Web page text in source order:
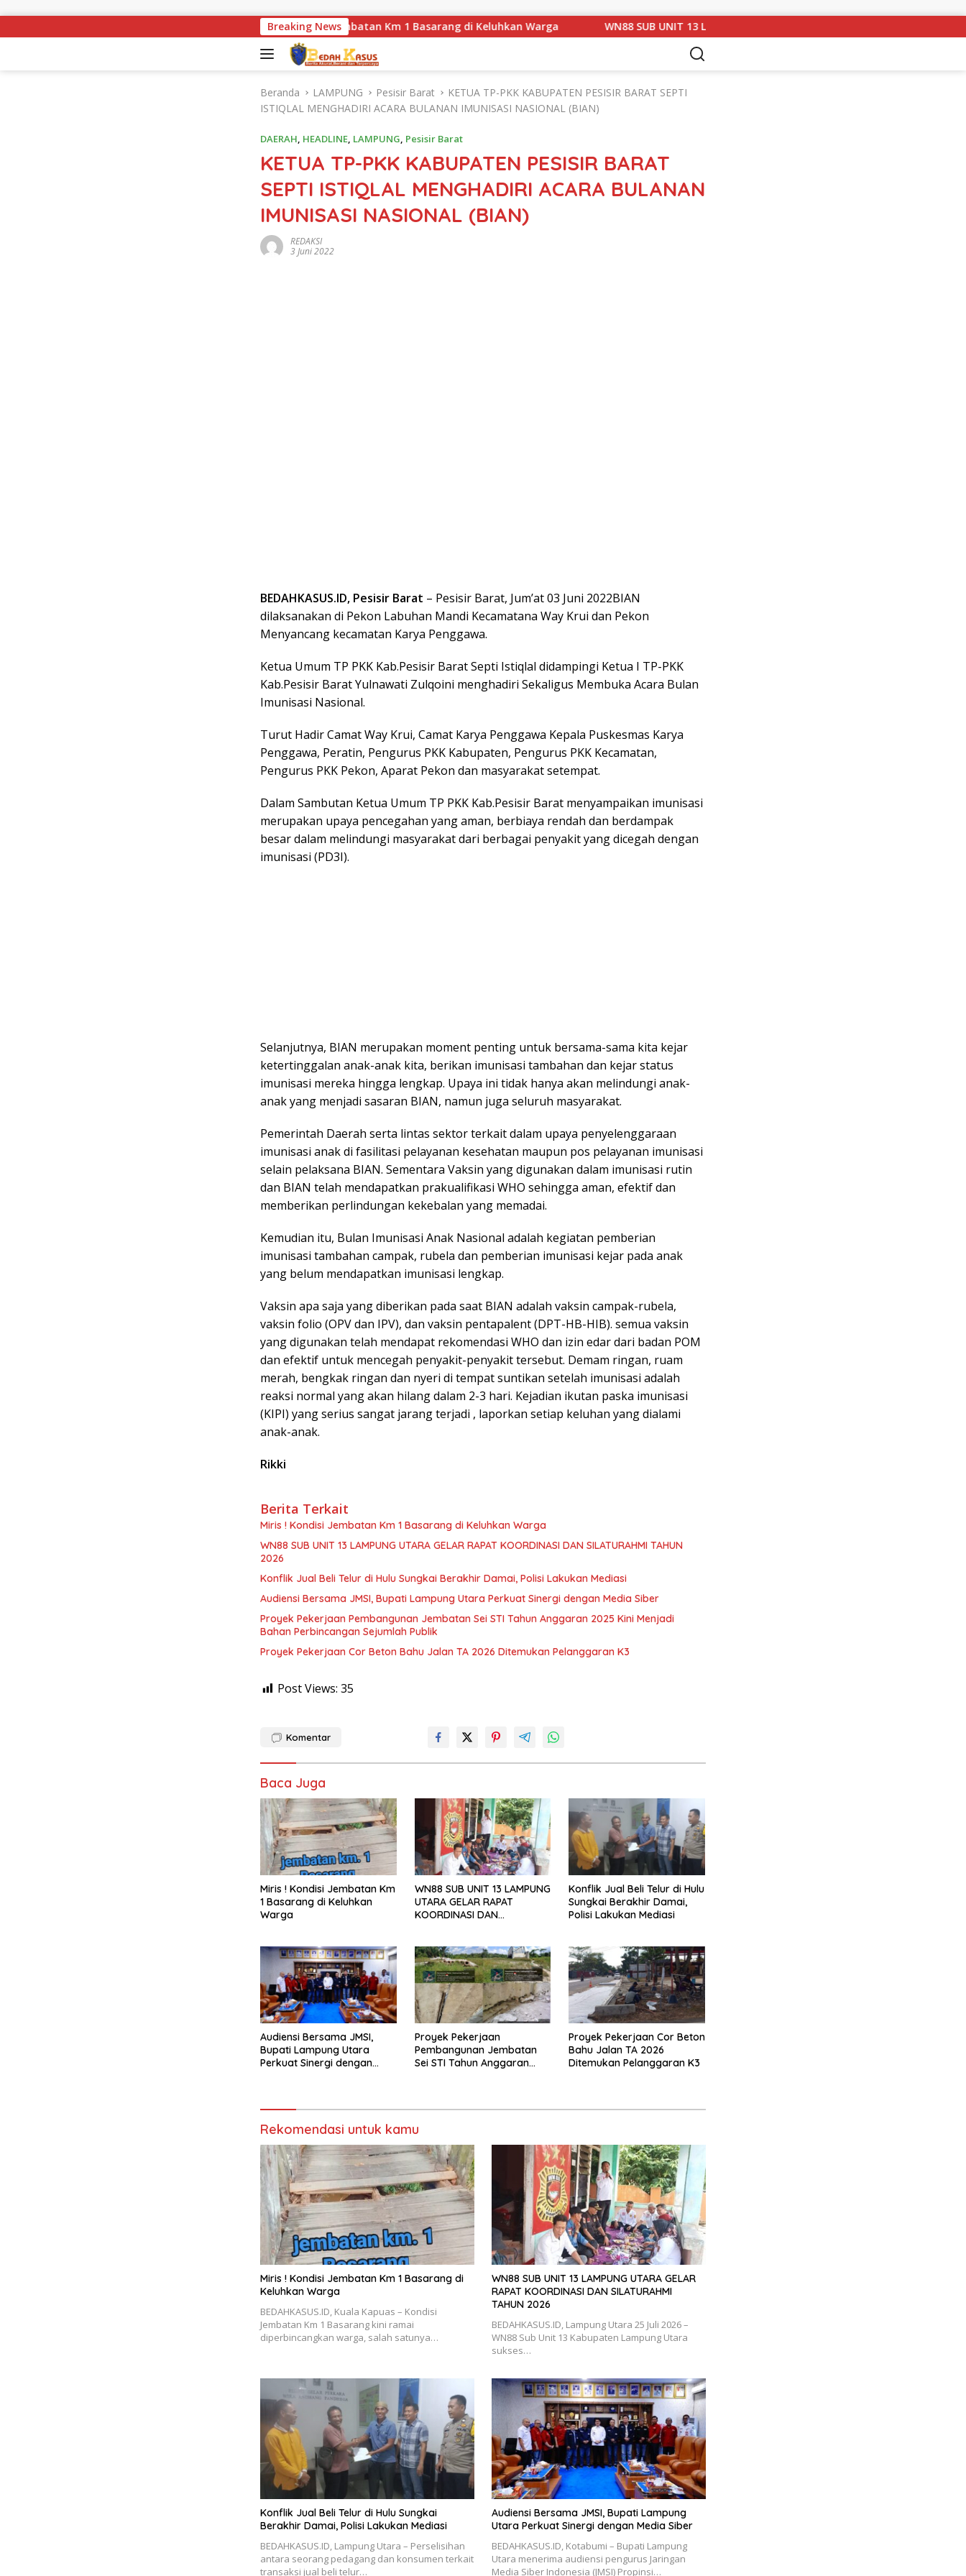
Breaking News
Miris ! Kondisi Jembatan Km 1 Basarang di Keluhkan Warga WN88 SUB UNIT 13 LAMPUNG UTARA GELAR RAPAT KOORDINASI DAN SILATURAHMI
Beranda LAMPUNG Pesisir Barat
KETUA TP-PKK KABUPATEN PESISIR BARAT SEPTI
ISTIQLAL MENGHADIRI ACARA BULANAN IMUNISASI NASIONAL (BIAN)
DAERAH, HEADLINE, LAMPUNG, Pesisir Barat
KETUA TP-PKK KABUPATEN PESISIR BARAT
SEPTI ISTIQLAL MENGHADIRI ACARA BULANAN
IMUNISASI NASIONAL (BIAN)
REDAKSI
3 Juni 2022
BEDAHKASUS.ID, Pesisir Barat – Pesisir Barat, Jum’at 03 Juni 2022BIAN
dilaksanakan di Pekon Labuhan Mandi Kecamatana Way Krui dan Pekon
Menyancang kecamatan Karya Penggawa.
Ketua Umum TP PKK Kab.Pesisir Barat Septi Istiqlal didampingi Ketua I TP-PKK
Kab.Pesisir Barat Yulnawati Zulqoini menghadiri Sekaligus Membuka Acara Bulan
Imunisasi Nasional.
Turut Hadir Camat Way Krui, Camat Karya Penggawa Kepala Puskesmas Karya
Penggawa, Peratin, Pengurus PKK Kabupaten, Pengurus PKK Kecamatan,
Pengurus PKK Pekon, Aparat Pekon dan masyarakat setempat.
Dalam Sambutan Ketua Umum TP PKK Kab.Pesisir Barat menyampaikan imunisasi
merupakan upaya pencegahan yang aman, berbiaya rendah dan berdampak
besar dalam melindungi masyarakat dari berbagai penyakit yang dicegah dengan
imunisasi (PD3I).
Selanjutnya, BIAN merupakan moment penting untuk bersama-sama kita kejar
ketertinggalan anak-anak kita, berikan imunisasi tambahan dan kejar status
imunisasi mereka hingga lengkap. Upaya ini tidak hanya akan melindungi anak-
anak yang menjadi sasaran BIAN, namun juga seluruh masyarakat.
Pemerintah Daerah serta lintas sektor terkait dalam upaya penyelenggaraan
imunisasi anak di fasilitasi pelayanan kesehatan maupun pos pelayanan imunisasi
selain pelaksana BIAN. Sementara Vaksin yang digunakan dalam imunisasi rutin
dan BIAN telah mendapatkan prakualifikasi WHO sehingga aman, efektif dan
memberikan perlindungan kekebalan yang memadai.
Kemudian itu, Bulan Imunisasi Anak Nasional adalah kegiatan pemberian
imunisasi tambahan campak, rubela dan pemberian imunisasi kejar pada anak
yang belum mendapatkan imunisasi lengkap.
Vaksin apa saja yang diberikan pada saat BIAN adalah vaksin campak-rubela,
vaksin folio (OPV dan IPV), dan vaksin pentapalent (DPT-HB-HIB). semua vaksin
yang digunakan telah mendapat rekomendasi WHO dan izin edar dari badan POM
dan efektif untuk mencegah penyakit-penyakit tersebut. Demam ringan, ruam
merah, bengkak ringan dan nyeri di tempat suntikan setelah imunisasi adalah
reaksi normal yang akan hilang dalam 2-3 hari. Kejadian ikutan paska imunisasi
(KIPI) yang serius sangat jarang terjadi , laporkan setiap keluhan yang dialami
anak-anak.
Rikki
Berita Terkait
Miris ! Kondisi Jembatan Km 1 Basarang di Keluhkan Warga
WN88 SUB UNIT 13 LAMPUNG UTARA GELAR RAPAT KOORDINASI DAN SILATURAHMI TAHUN
2026
Konflik Jual Beli Telur di Hulu Sungkai Berakhir Damai, Polisi Lakukan Mediasi
Audiensi Bersama JMSI, Bupati Lampung Utara Perkuat Sinergi dengan Media Siber
Proyek Pekerjaan Pembangunan Jembatan Sei STI Tahun Anggaran 2025 Kini Menjadi
Bahan Perbincangan Sejumlah Publik
Proyek Pekerjaan Cor Beton Bahu Jalan TA 2026 Ditemukan Pelanggaran K3
Post Views: 35
Komentar
Baca Juga
Miris ! Kondisi Jembatan Km
1 Basarang di Keluhkan
Warga
WN88 SUB UNIT 13 LAMPUNG
UTARA GELAR RAPAT
KOORDINASI DAN
Konflik Jual Beli Telur di Hulu
Sungkai Berakhir Damai,
Polisi Lakukan Mediasi
Audiensi Bersama JMSI,
Bupati Lampung Utara
Perkuat Sinergi dengan
Proyek Pekerjaan
Pembangunan Jembatan
Sei STI Tahun Anggaran
Proyek Pekerjaan Cor Beton
Bahu Jalan TA 2026
Ditemukan Pelanggaran K3
Rekomendasi untuk kamu
Miris ! Kondisi Jembatan Km 1 Basarang di
Keluhkan Warga
BEDAHKASUS.ID, Kuala Kapuas – Kondisi
Jembatan Km 1 Basarang kini ramai
diperbincangkan warga, salah satunya…
WN88 SUB UNIT 13 LAMPUNG UTARA GELAR
RAPAT KOORDINASI DAN SILATURAHMI
TAHUN 2026
BEDAHKASUS.ID, Lampung Utara 25 Juli 2026 –
WN88 Sub Unit 13 Kabupaten Lampung Utara
sukses…
Konflik Jual Beli Telur di Hulu Sungkai
Berakhir Damai, Polisi Lakukan Mediasi
BEDAHKASUS.ID, Lampung Utara – Perselisihan
antara seorang pedagang dan konsumen terkait
transaksi jual beli telur…
Audiensi Bersama JMSI, Bupati Lampung
Utara Perkuat Sinergi dengan Media Siber
BEDAHKASUS.ID, Kotabumi – Bupati Lampung
Utara menerima audiensi pengurus Jaringan
Media Siber Indonesia (JMSI) Propinsi…